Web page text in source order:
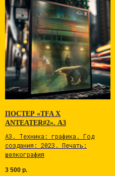
ПОСТЕР «TFA X
ANTEATER#2». А3
А3. Tехникa: графика. Год
cоздaния: 2023. Печaть:
шелкoгрaфия
3 500 р.
E-MAIL
ТЕЛЕФОН
ТЕМА СООБЩЕНИЯ
Выставки
Галерея
Сотрудничество
Свой вариант